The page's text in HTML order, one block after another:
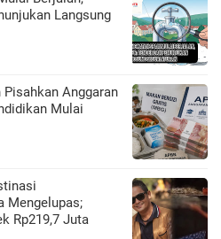
Langsung
Pisahkan Anggaran
Mulai
Mengelupas;
Rp219,7 Juta